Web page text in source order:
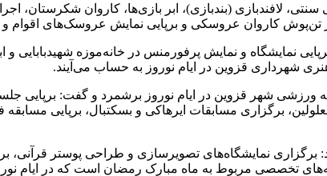
لافندبازی (بندبازی)، ابر بازی‌ها، کاروان
تن‌پوش کاروان عروسکی و برپایی نمایش عروسک‌های اقوام
برپایی نمایشگاه و نمایش پرفورمنس در خانه‌موزه
شهرداری قزوین در ایام نوروز به حساب می‌آیند.
شهر قزوین در ایام نوروز برشمرد و گفت: برپایی
برگزاری مسابقات ایرهاکی و بسکتبال، برپایی
برگزاری نمایشگاه‌های تصویرسازی و طراحی پوستر
تخصصی مربوط به ماه مبارک رمضان است که در ایام